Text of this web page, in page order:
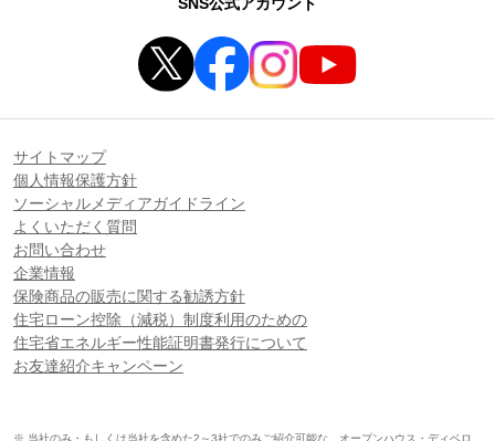
サイトマップ
個人情報保護方針
ソーシャルメディアガイドライン
よくいただく質問
お問い合わせ
企業情報
保険商品の販売に関する勧誘方針
住宅ローン控除（減税）制度利用のための
住宅省エネルギー性能証明書発行について
お友達紹介キャンペーン
※ 当社のみ・もしくは当社を含めた2～3社でのみご紹介可能な、オープンハウス・ディベロ